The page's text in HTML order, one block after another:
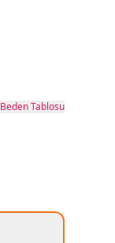
Beden Tablosu